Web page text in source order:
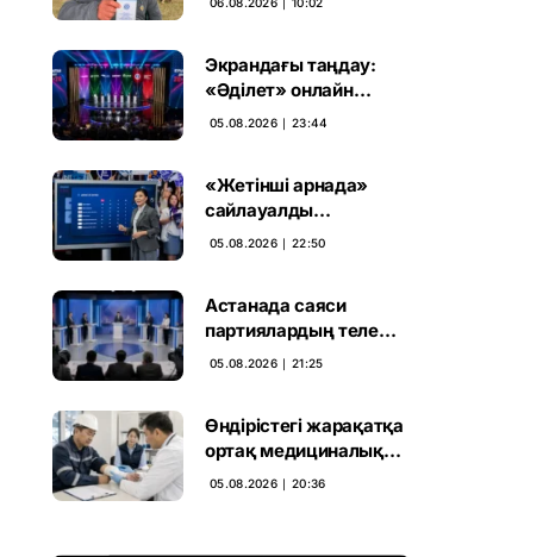
Экрандағы таңдау:
«Әділет» онлайн
дауыс беруде алға
05.08.2026 ∣ 23:44
«Жетінші арнада»
сайлауалды
теледебаттың аралық
05.08.2026 ∣ 22:50
Астанада саяси
партиялардың теле
дебаты басталды
05.08.2026 ∣ 21:25
Өндірістегі жарақатқа
ортақ медициналық
талап енгізілмек
05.08.2026 ∣ 20:36